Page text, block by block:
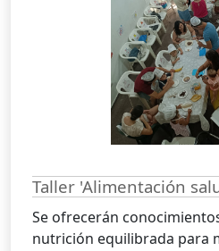
Taller 'Alimentación
Se ofrecerán
nutrición equilibrada para